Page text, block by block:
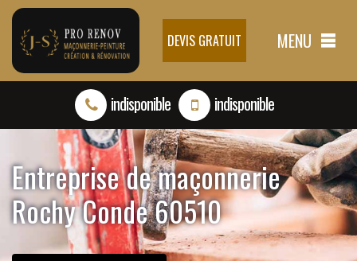
DEVIS GRATUIT MENU
indisponible indisponible
Entreprise de maçonnerie
Rochy Conde 60510